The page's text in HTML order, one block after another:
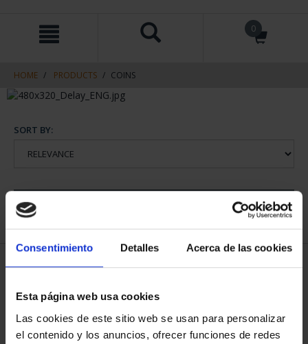
Consentimiento Detalles Acerca de las cookies
Esta página web usa cookies
Las cookies de este sitio web se usan para personalizar
el contenido y los anuncios, ofrecer funciones de redes
navigation
0
HOME PRODUCTS COINS
SORT BY:
1 Products found